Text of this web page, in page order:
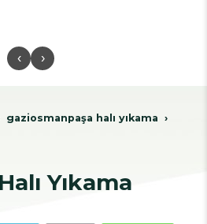
‹ ›
gazi̇osmanpaşa hali yikama
Yıkama